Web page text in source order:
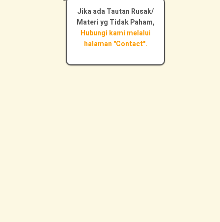
Jika ada Tautan Rusak/
Materi yg Tidak Paham,
Hubungi kami melalui
halaman "Contact".